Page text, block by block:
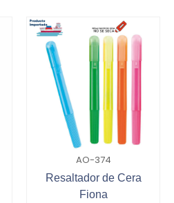
AO-374
Resaltador de Cera
Fiona